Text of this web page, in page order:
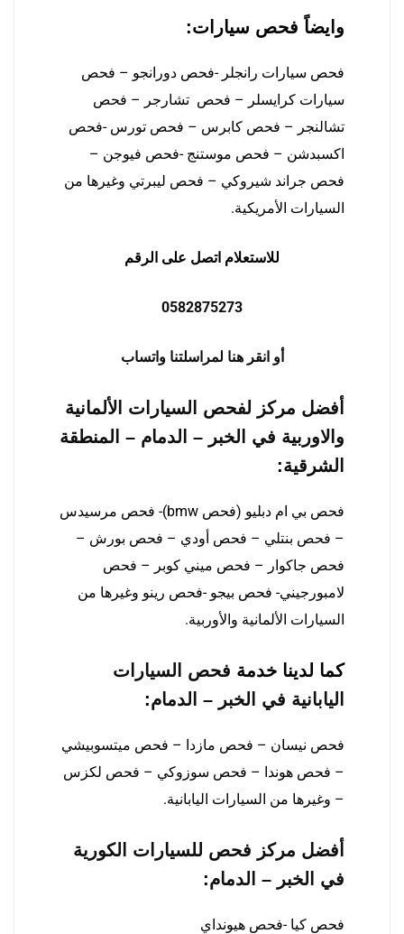
وايضاً فحص سيارات:
فحص سيارات رانجلر -فحص دورانجو – فحص
سيارات كرايسلر – فحص تشارجر – فحص
تشالنجر – فحص كابرس – فحص تورس -فحص
اكسبدشن – فحص موستنج -فحص فيوجن –
فحص جراند شيروكي – فحص ليبرتي وغيرها من
السيارات الأمريكية.
للاستعلام اتصل على الرقم
0582875273
أو انقر هنا لمراسلتنا واتساب
أفضل مركز لفحص السيارات الألمانية
والاوربية في الخبر – الدمام – المنطقة
الشرقية:
فحص بي ام دبليو (فحص bmw)- فحص مرسيدس
– فحص بنتلي – فحص أودي – فحص بورش –
فحص جاكوار – فحص ميني كوبر – فحص
لامبورجيني- فحص بيجو -فحص رينو وغيرها من
السيارات الألمانية والأوربية.
كما لدينا خدمة فحص السيارات
اليابانية في الخبر – الدمام:
فحص نيسان – فحص مازدا – فحص ميتسوبيشي
– فحص هوندا – فحص سوزوكي – فحص لكزس
– وغيرها من السيارات اليابانية.
أفضل مركز فحص للسيارات الكورية
في الخبر – الدمام:
فحص كيا -فحص هيونداي